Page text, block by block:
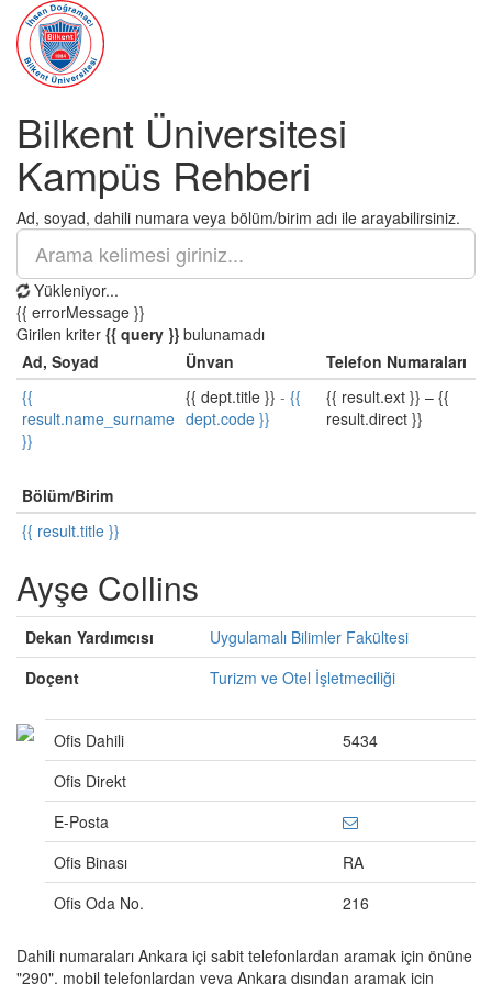
Bilkent Üniversitesi
Kampüs Rehberi
Ad, soyad, dahili numara veya bölüm/birim adı ile arayabilirsiniz.
Yükleniyor...
{{ errorMessage }}
Girilen kriter {{ query }} bulunamadı
Ad, Soyad
Ünvan
Telefon Numaraları
{{
result.name_surname
}}
{{ dept.title }} - {{
dept.code }}
{{ result.ext }} – {{
result.direct }}
Bölüm/Birim
{{ result.title }}
Ayşe Collins
Dekan Yardımcısı
Uygulamalı Bilimler Fakültesi
Doçent
Turizm ve Otel İşletmeciliği
Ofis Dahili
5434
Ofis Direkt
E-Posta
Ofis Binası
RA
Ofis Oda No.
216
Dahili numaraları Ankara içi sabit telefonlardan aramak için önüne
"290", mobil telefonlardan veya Ankara dışından aramak için